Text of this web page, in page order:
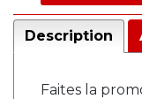
Description
Faites la